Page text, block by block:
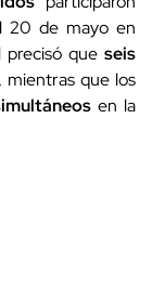
20 de mayo en
precisó que seis
, mientras que los
en la